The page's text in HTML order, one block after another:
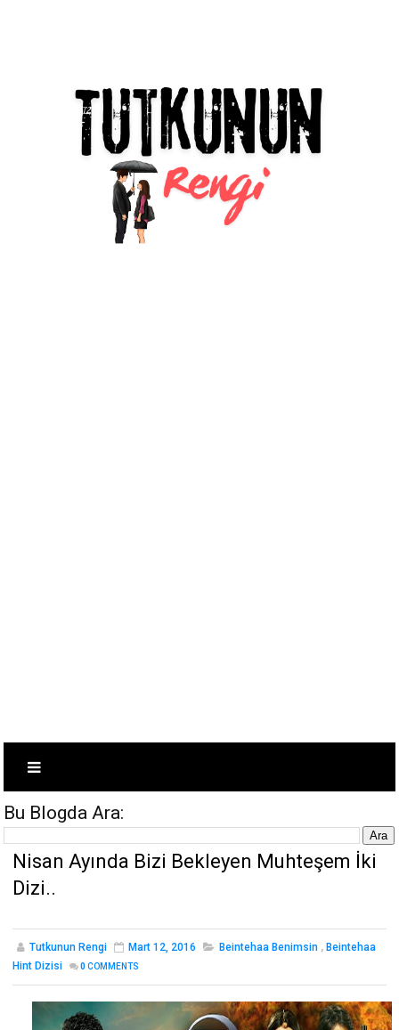
Bu Blogda Ara:
Nisan Ayında Bizi Bekleyen Muhteşem İki
Dizi..
Tutkunun Rengi Mart 12, 2016 Beintehaa Benimsin , Beintehaa
Hint Dizisi
0 COMMENTS